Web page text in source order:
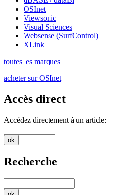
OSInet
Viewsonic
Visual Sciences
Websense (SurfControl)
XLink
toutes les marques
acheter sur OSInet
Accès direct
Accédez directement à un article:
Recherche